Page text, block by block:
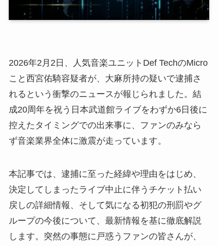
2026年2月2日、人気音楽ユニットDef TechのMicro
こと西宮佑騎容疑者が、大麻所持の疑いで逮捕さ
れるという衝撃のニュースが報じられました。結
成20周年を祝う日本武道館ライブをわずか6日後に
控えたタイミングでの出来事に、ファンのみなら
ず音楽業界全体に激震が走っています。
本記事では、逮捕に至った経緯や理由をはじめ、
決定してしまったライブ中止に伴うチケット払い
戻しの詳細情報、そして気になる初犯の刑罰やグ
ループの今後について、最新情報を基に徹底解説
します。突然の事態に戸惑うファンの皆さんが、